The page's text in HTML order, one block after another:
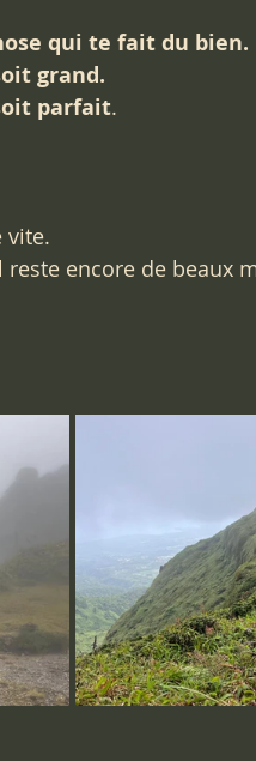
qui te fait du bien.
grand.
parfait.
vite.
reste encore de beaux